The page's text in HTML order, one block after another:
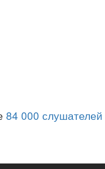
84 000 слушателей